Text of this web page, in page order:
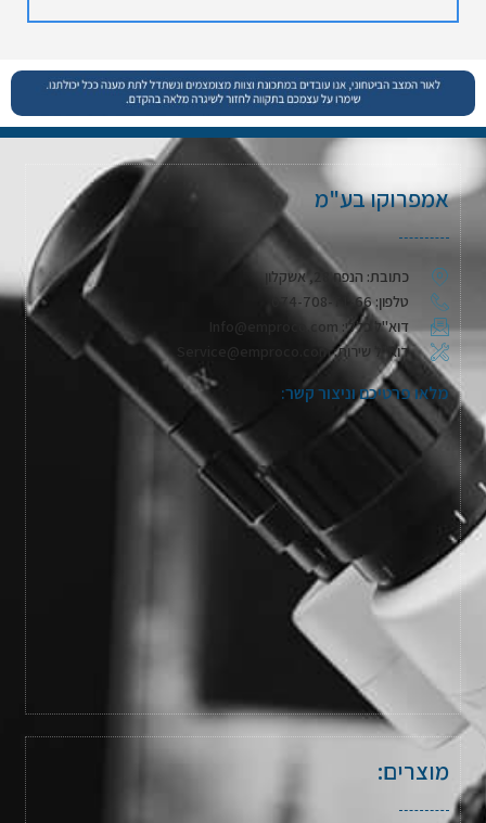
אמפרוקו בע"מ
כתובת: הנפח 28, אשקלון
טלפון: 074-708-71-66
דוא"ל כללי: Info@emproco.com
דוא"ל שירות: Service@emproco.com
מלאו פרטיכם וניצור קשר:
מוצרים: